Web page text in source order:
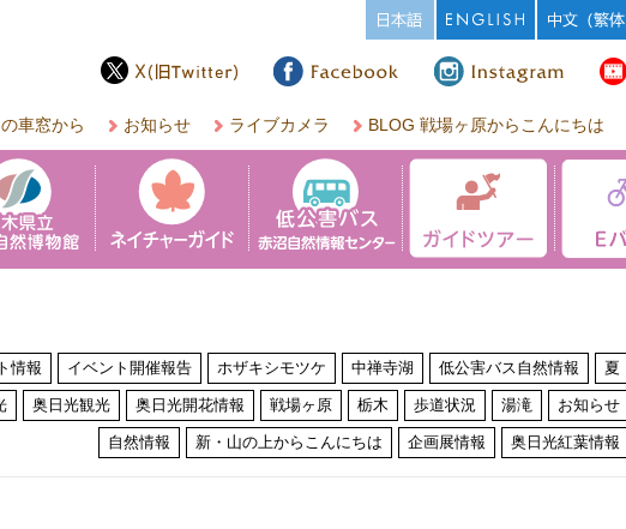
車窓から お知らせ ライブカメラ BLOG 戦場ヶ原からこんにちは
情報 イベント開催報告 ホザキシモツケ 中禅寺湖 低公害バス自然情報 夏
奥日光観光 奥日光開花情報 戦場ヶ原 栃木 歩道状況 湯滝 お知らせ
自然情報 新・山の上からこんにちは 企画展情報 奥日光紅葉情報